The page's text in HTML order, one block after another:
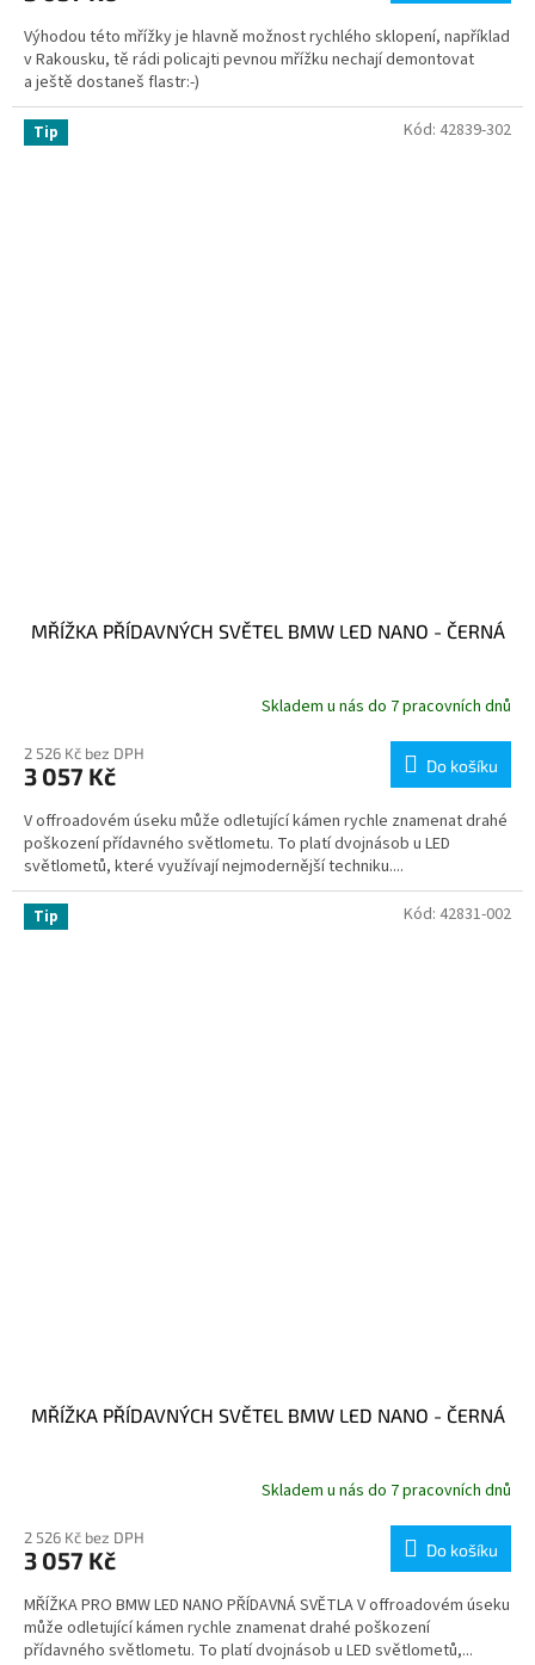
Výhodou této mřížky je hlavně možnost rychlého sklopení, například
v Rakousku, tě rádi policajti pevnou mřížku nechají demontovat
a ještě dostaneš flastr:-)
Tip
MŘÍŽKA PŘÍDAVNÝCH SVĚTEL BMW LED NANO - ČERNÁ
Skladem u nás do 7 pracovních dnů
2 526 Kč bez DPH
3 057 Kč Do košíku
V offroadovém úseku může odletující kámen rychle znamenat drahé
poškození přídavného světlometu. To platí dvojnásob u LED
světlometů, které využívají nejmodernější techniku....
Kód: 42839-302
Tip
MŘÍŽKA PŘÍDAVNÝCH SVĚTEL BMW LED NANO - ČERNÁ
Skladem u nás do 7 pracovních dnů
2 526 Kč bez DPH
3 057 Kč Do košíku
MŘÍŽKA PRO BMW LED NANO PŘÍDAVNÁ SVĚTLA V offroadovém úseku
může odletující kámen rychle znamenat drahé poškození
přídavného světlometu. To platí dvojnásob u LED světlometů,...
Kód: 42831-002